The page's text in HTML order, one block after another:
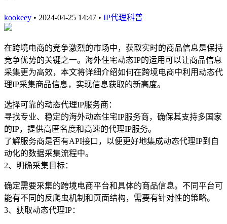
kookeey • 2024-04-25 14:47 • IP代理科普
在跨境电商的竞争激烈的市场中，获取实时的商品信息是保持
竞争优势的关键之一。海外住宅动态IP的运用可以让商品信息
采集更为高效，本文将详细介绍如何在跨境电商中利用动态代
理IP采集商品信息，实现信息获取的新高度。
选择可靠的动态代理IP服务商：
寻找专业、稳定的海外动态住宅IP服务商，确保其支持多国家
的IP，提供高匿名度和高速的代理IP服务。
了解服务商是否有API接口，以便更好地集成动态代理IP到自
动化的数据采集流程中。
2、明确采集目标：
确定需要采集的跨境电商平台和具体的商品信息。不同平台可
能有不同的反爬虫机制和页面结构，需要有针对性的策略。
3、获取动态代理IP：